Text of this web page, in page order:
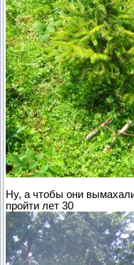
Ну, а чтобы они
пройти лет 30